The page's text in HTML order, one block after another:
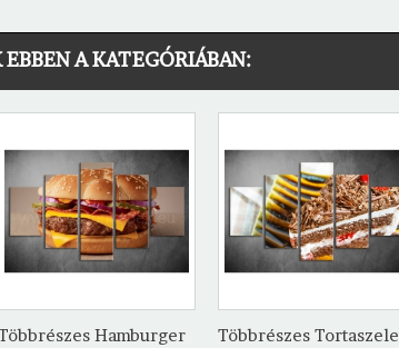
A KATEGÓRIÁBAN:
Hamburger
Többrészes